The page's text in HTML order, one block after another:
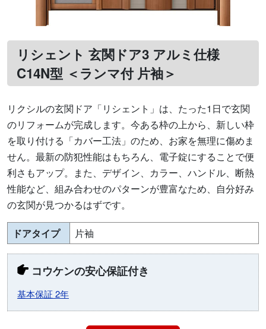
リシェント 玄関ドア3 アルミ仕様
C14N型 ＜ランマ付 片袖＞
リクシルの玄関ドア「リシェント」は、たった1日で玄関
のリフォームが完成します。今ある枠の上から、新しい枠
を取り付ける「カバー工法」のため、お家を無理に傷めま
せん。最新の防犯性能はもちろん、電子錠にすることで便
利さもアップ。また、デザイン、カラー、ハンドル、断熱
性能など、組み合わせのパターンが豊富なため、自分好み
の玄関が見つかるはずです。
ドアタイプ 片袖
コウケンの安心保証付き
基本保証 2年